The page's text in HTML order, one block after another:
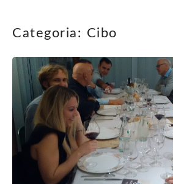
Categoria: Cibo